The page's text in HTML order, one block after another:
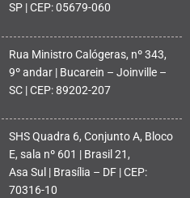
SP | CEP: 05679-060
Rua Ministro Calógeras, nº 343,
9º andar | Bucarein – Joinville –
SC | CEP: 89202-207
SHS Quadra 6, Conjunto A, Bloco
E, sala nº 601 | Brasil 21,
Asa Sul | Brasília – DF | CEP:
70316-10